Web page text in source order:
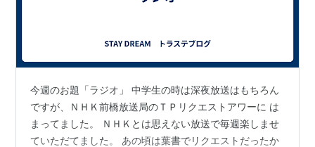
今週のお題「ラジオ」 中学生の時は深夜放送はもちろん
ですが、ＮＨＫ前橋放送局のＴＰリクエストアワーに は
まってました。 ＮＨＫとは思えない放送で毎週楽しませ
ていただてました。 あの頃は葉書でリクエストだったか